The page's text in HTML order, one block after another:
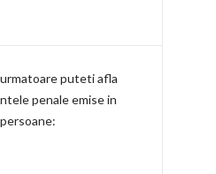
puteti afla
penale emise in